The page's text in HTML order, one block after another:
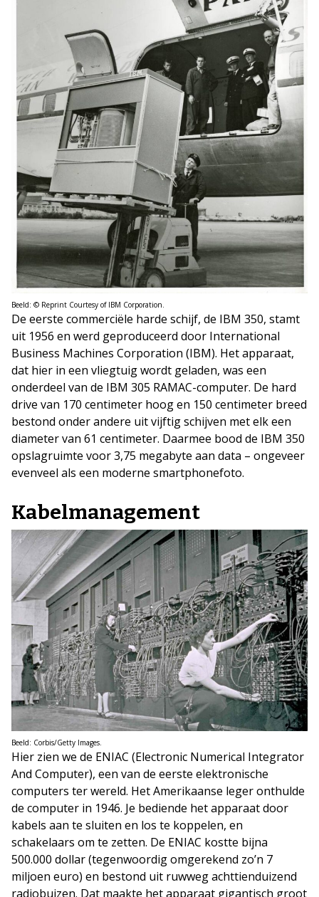
Beeld: © Reprint Courtesy of IBM Corporation.
De eerste commerciële harde schijf, de IBM 350, stamt
uit 1956 en werd geproduceerd door International
Business Machines Corporation (IBM). Het apparaat,
dat hier in een vliegtuig wordt geladen, was een
onderdeel van de IBM 305 RAMAC-computer. De hard
drive van 170 centimeter hoog en 150 centimeter breed
bestond onder andere uit vijftig schijven met elk een
diameter van 61 centimeter. Daarmee bood de IBM 350
opslagruimte voor 3,75 megabyte aan data – ongeveer
evenveel als een moderne smartphonefoto.
Kabelmanagement
Beeld: Corbis/Getty Images.
Hier zien we de ENIAC (Electronic Numerical Integrator
And Computer), een van de eerste elektronische
computers ter wereld. Het Amerikaanse leger onthulde
de computer in 1946. Je bediende het apparaat door
kabels aan te sluiten en los te koppelen, en
schakelaars om te zetten. De ENIAC kostte bijna
500.000 dollar (tegenwoordig omgerekend zo’n 7
miljoen euro) en bestond uit ruwweg achttienduizend
radiobuizen. Dat maakte het apparaat gigantisch groot